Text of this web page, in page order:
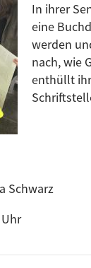
In ihrer
eine
werden
nach, wie
enthüllt
Schwarz